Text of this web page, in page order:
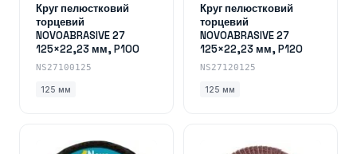
Круг пелюстковий
торцевий
NOVOABRASIVE 27
125×22,23 мм, P100
NS27100125
125 мм
Круг пелюстковий
торцевий
NOVOABRASIVE 27
125×22,23 мм, P120
NS27120125
125 мм